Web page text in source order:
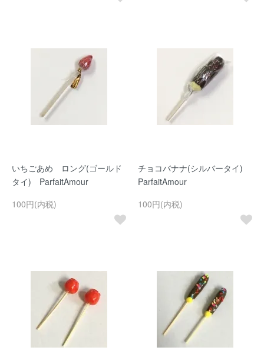
いちごあめ ロング(ゴールド
タイ) ParfaitAmour
100円(内税)
チョコバナナ(シルバータイ)
ParfaitAmour
100円(内税)